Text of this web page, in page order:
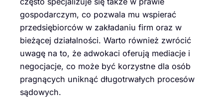
gospodarczym, co pozwala mu wspierać
przedsiębiorców w zakładaniu firm oraz w
bieżącej działalności. Warto również zwrócić
uwagę na to, że adwokaci oferują mediacje i
negocjacje, co może być korzystne dla osób
pragnących uniknąć długotrwałych procesów
sądowych.